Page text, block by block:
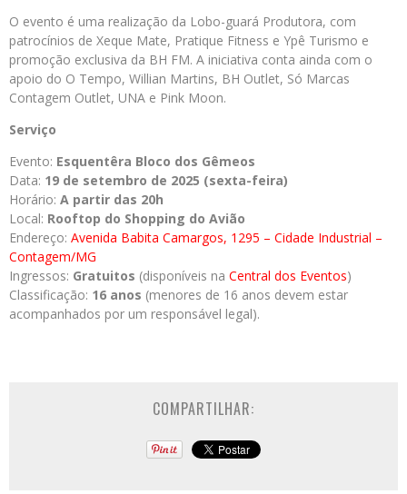
O evento é uma realização da Lobo-guará Produtora, com
patrocínios de Xeque Mate, Pratique Fitness e Ypê Turismo e
promoção exclusiva da BH FM. A iniciativa conta ainda com o
apoio do O Tempo, Willian Martins, BH Outlet, Só Marcas
Contagem Outlet, UNA e Pink Moon.
Serviço
Evento: Esquentêra Bloco dos Gêmeos
Data: 19 de setembro de 2025 (sexta-feira)
Horário: A partir das 20h
Local: Rooftop do Shopping do Avião
Endereço: Avenida Babita Camargos, 1295 – Cidade Industrial –
Contagem/MG
Ingressos: Gratuitos (disponíveis na Central dos Eventos)
Classificação: 16 anos (menores de 16 anos devem estar
acompanhados por um responsável legal).
COMPARTILHAR: